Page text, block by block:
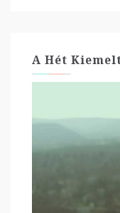
A Hét